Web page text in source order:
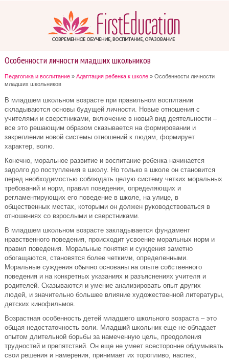
Особенности личности младших школьников
Педагогика и воспитание » Адаптация ребенка к школе » Особенности личности
младших школьников
В младшем школьном возрасте при правильном воспитании
складываются основы будущей личности. Новые отношения с
учителями и сверстниками, включение в новый вид деятельности –
все это решающим образом сказывается на формировании и
закреплении новой системы отношений к людям, формирует
характер, волю.
Конечно, моральное развитие и воспитание ребенка начинается
задолго до поступления в школу. Но только в школе он становится
перед необходимостью соблюдать целую систему четких моральных
требований и норм, правил поведения, определяющих и
регламентирующих его поведение в школе, на улице, в
общественных местах, которыми он должен руководствоваться в
отношениях со взрослыми и сверстниками.
В младшем школьном возрасте закладывается фундамент
нравственного поведения, происходит усвоение моральных норм и
правил поведения. Моральные понятия и суждения заметно
обогащаются, становятся более четкими, определенными.
Моральные суждения обычно основаны на опыте собственного
поведения и на конкретных указаниях и разъяснениях учителя и
родителей. Сказываются и умение анализировать опыт других
людей, и значительно большее влияние художественной литературы,
детских кинофильмов.
Возрастная особенность детей младшего школьного возраста – это
общая недостаточность воли. Младший школьник еще не обладает
опытом длительной борьбы за намеченную цель, преодоления
трудностей и препятствий. Он еще не умеет всесторонне обдумывать
свои решения и намерения, принимает их торопливо, наспех,